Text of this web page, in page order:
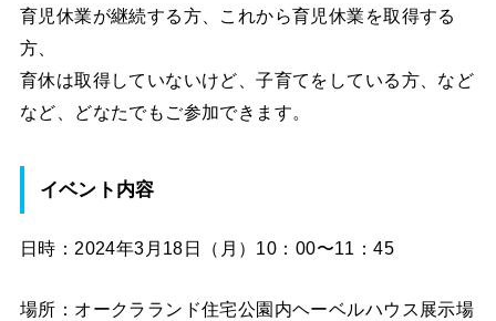
育児休業が継続する方、これから育児休業を取得する
方、
育休は取得していないけど、子育てをしている方、など
など、どなたでもご参加できます。
イベント内容
日時：2024年3月18日（月）10：00〜11：45
場所：オークラランド住宅公園内ヘーベルハウス展示場